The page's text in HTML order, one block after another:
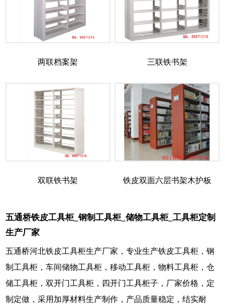
两联档案架 三联铁书架
双联铁书架 铁皮双面六层书架木护板
五通桥铁皮工具柜_钢制工具柜_储物工具柜_工具柜定制
生产厂家
五通桥河北铁皮工具柜生产厂家，专业生产铁皮工具柜，钢
制工具柜，车间储物工具柜，移动工具柜，物料工具柜，仓
储工具柜，双开门工具柜，四开门工具柜子，厂家价格，定
制定做，采用加厚材料生产制作，产品质量稳定，结实耐